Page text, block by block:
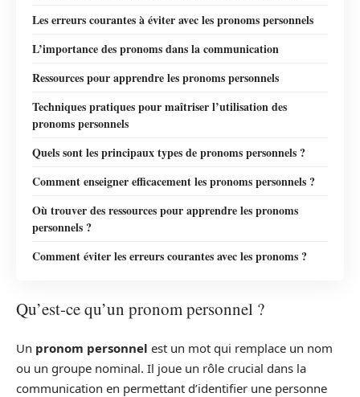
Les erreurs courantes à éviter avec les pronoms personnels
L’importance des pronoms dans la communication
Ressources pour apprendre les pronoms personnels
Techniques pratiques pour maîtriser l’utilisation des
pronoms personnels
Quels sont les principaux types de pronoms personnels ?
Comment enseigner efficacement les pronoms personnels ?
Où trouver des ressources pour apprendre les pronoms
personnels ?
Comment éviter les erreurs courantes avec les pronoms ?
Qu’est-ce qu’un pronom personnel ?
Un pronom personnel est un mot qui remplace un nom
ou un groupe nominal. Il joue un rôle crucial dans la
communication en permettant d’identifier une personne